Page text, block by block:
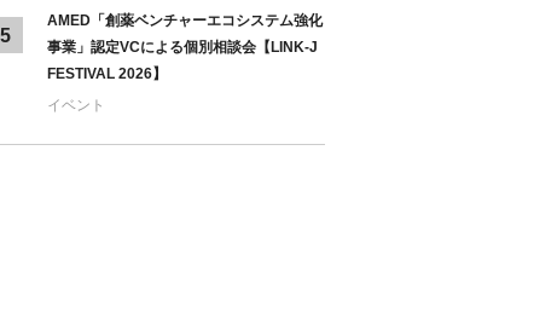
5
AMED「創薬ベンチャーエコシステム強化
事業」認定VCによる個別相談会【LINK-J
FESTIVAL 2026】
イベント